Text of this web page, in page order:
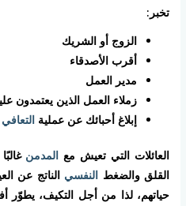
تخبر:
الزوج أو الشريك
أقرب الأصدقاء
مدير العمل
زملاء العمل الذين يعتمدون
إبلاغ أحبائك عن عمليةالتعافي
العائلات التي تعيش مع المدمن
القلق والضغط النفسي الناتج عن
حياتهم، لذا من أجل التكيف، يطوّر